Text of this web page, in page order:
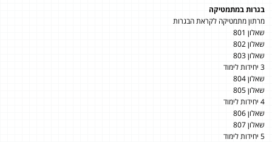
בגרות במתמטיקה
מרתון מתמטיקה לקראת הבגרות
שאלון 801
שאלון 802
שאלון 803
3 יחידות לימוד
שאלון 804
שאלון 805
4 יחידות לימוד
שאלון 806
שאלון 807
5 יחידות לימוד